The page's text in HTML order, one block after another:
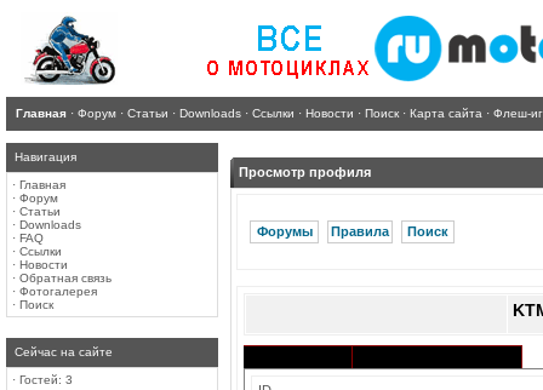
Главная · Форум · Статьи · Downloads · Ссылки · Новости · Поиск · Карта сайта · Флеш-
Навигация
· Главная
· Форум
· Статьи
· Downloads
· FAQ
· Ссылки
· Новости
· Обратная связь
· Фотогалерея
· Поиск
Сейчас на сайте
· Гостей: 3
Просмотр профиля
Форумы Правила Поиск